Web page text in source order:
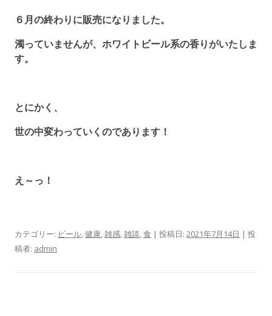
６月の終わりに販売になりました。
濁っていませんが、ホワイトビール系の香りがいたしま
す。
とにかく、
世の中変わっていくのであります！
え～っ！
カテゴリー: ビール 健康 雑感 雑談 食 | 投稿日: 2021年7月14日 | 投
稿者: admin